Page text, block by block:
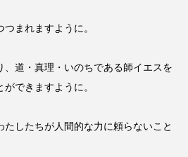
まれますように。
道・真理・いのちである師イエスを
できますように。
したちが人間的な力に頼らないこと